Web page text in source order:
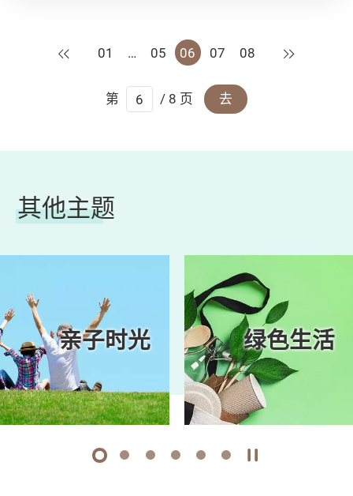
方，也能更灵活方便各大单车用家将单车带上公
共交通工具。现时的折合车在平路或上斜在踩起
上一页
01 … 05 06 07 08 下一页
第 / 8 页 去
其他主题
亲子时光 绿色生活
1 2 3 4 5 6 开始/暂停幻灯